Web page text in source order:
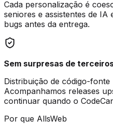
Cada personalização é
seniores e assistentes de IA
bugs antes da entrega.
Sem surpresas de
Distribuição de código-
Acompanhamos releases
continuar quando o
Por que AllsWeb